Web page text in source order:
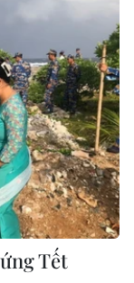
Tết